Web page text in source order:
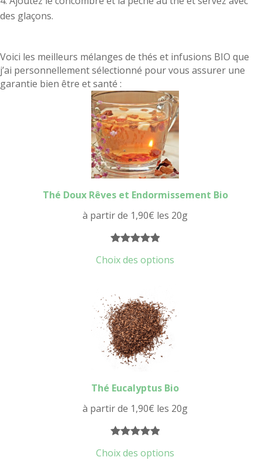
des glaçons.
Voici les meilleurs mélanges de thés et infusions BIO que
j’ai personnellement sélectionné pour vous assurer une
garantie bien être et santé :
Thé Doux Rêves et Endormissement Bio
à partir de 1,90€ les 20g
sur 5
notations
client
Choix des options
Thé Eucalyptus Bio
à partir de 1,90€ les 20g
sur 5
Choix des options